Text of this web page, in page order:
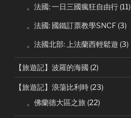
。法國: 一日三國瘋狂自由行 (11)
。法國: 國鐵訂票教學SNCF (3)
。法國北部: 上法蘭西輕鬆遊 (3)
【旅遊記】波羅的海國 (2)
【旅遊記】浪蕩比利時 (23)
。佛蘭德大區之旅 (22)